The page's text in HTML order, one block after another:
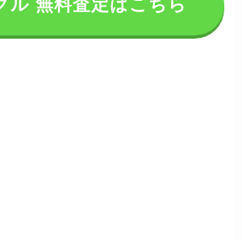
ル 無料査定はこちら